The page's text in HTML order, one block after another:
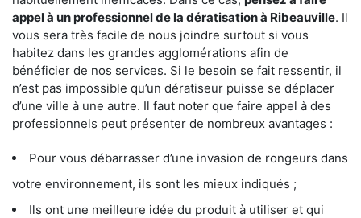
appel à un professionnel de la dératisation à Ribeauville. Il
vous sera très facile de nous joindre surtout si vous
habitez dans les grandes agglomérations afin de
bénéficier de nos services. Si le besoin se fait ressentir, il
n’est pas impossible qu’un dératiseur puisse se déplacer
d’une ville à une autre. Il faut noter que faire appel à des
professionnels peut présenter de nombreux avantages :
Pour vous débarrasser d’une invasion de rongeurs dans
votre environnement, ils sont les mieux indiqués ;
Ils ont une meilleure idée du produit à utiliser et qui